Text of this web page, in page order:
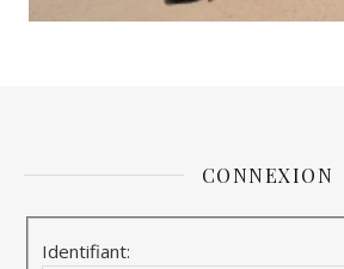
CONNEXION
Identifiant: